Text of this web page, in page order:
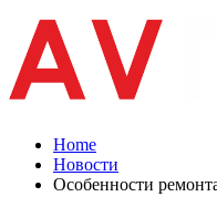
Home
Новости
Особенности